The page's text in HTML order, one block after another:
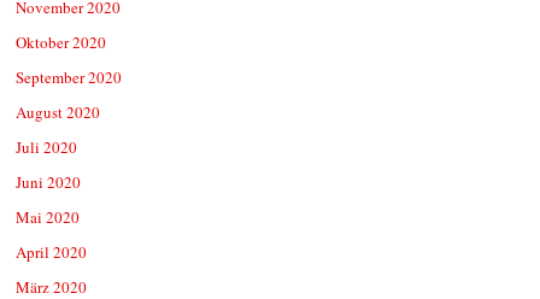
November 2020
Oktober 2020
September 2020
August 2020
Juli 2020
Juni 2020
Mai 2020
April 2020
März 2020